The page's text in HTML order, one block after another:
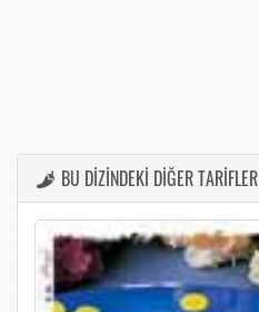
BU DİZİNDEKİ DİĞER TARİFLER